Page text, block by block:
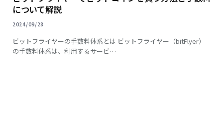
について解説
2024/09/28
ビットフライヤーの手数料体系とは ビットフライヤー（bitFlyer）
の手数料体系は、利用するサービ…